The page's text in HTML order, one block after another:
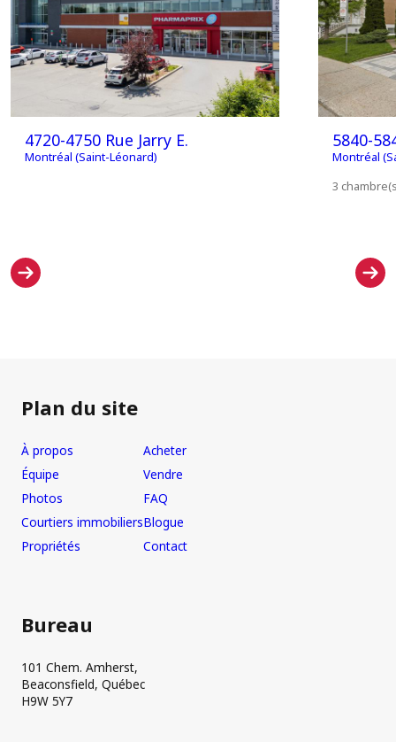
4720-4750 Rue Jarry E.
Montréal (Saint-Léonard)
5840-
Montréal
3
Plan du site
À propos
Équipe
Photos
Courtiers immobiliers
Propriétés
Acheter
Vendre
FAQ
Blogue
Contact
Bureau
101 Chem. Amherst,
Beaconsfield, Québec
H9W 5Y7